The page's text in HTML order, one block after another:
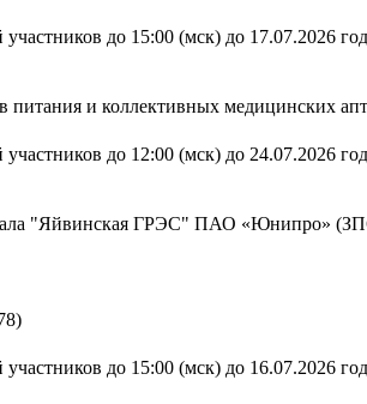
до 15:00 (мск) до 17.07.2026
и коллективных медицинских
до 12:00 (мск) до 24.07.2026
"Яйвинская ГРЭС" ПАО «Юнипро»
до 15:00 (мск) до 16.07.2026